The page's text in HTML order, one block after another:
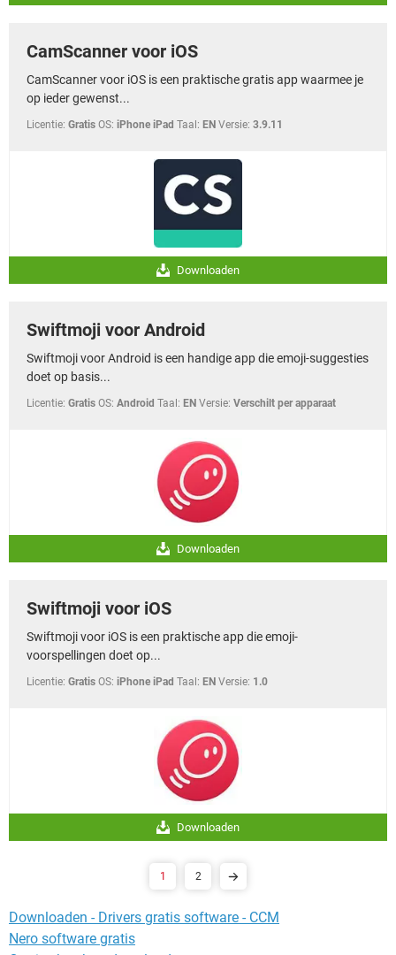
CamScanner voor iOS
CamScanner voor iOS is een praktische gratis app waarmee je
op ieder gewenst...
Licentie: Gratis OS: iPhone iPad Taal: EN Versie: 3.9.11
Downloaden
Swiftmoji voor Android
Swiftmoji voor Android is een handige app die emoji-suggesties
doet op basis...
Licentie: Gratis OS: Android Taal: EN Versie: Verschilt per apparaat
Downloaden
Swiftmoji voor iOS
Swiftmoji voor iOS is een praktische app die emoji-
voorspellingen doet op...
Licentie: Gratis OS: iPhone iPad Taal: EN Versie: 1.0
Downloaden
1 2
Downloaden - Drivers gratis software - CCM
Nero software gratis